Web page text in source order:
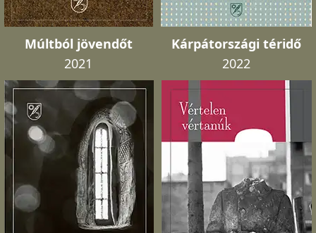
Múltból jövendőt
2021
Kárpátországi téridő
2022